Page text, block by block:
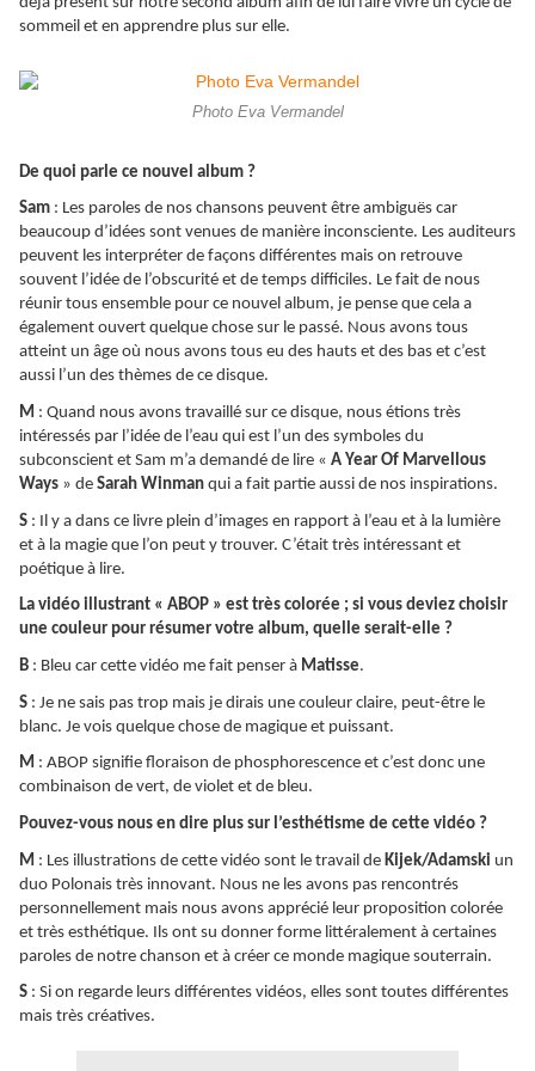
sommeil et en apprendre plus sur elle.
Photo Eva Vermandel
De quoi parle ce nouvel album ?
Sam : Les paroles de nos chansons peuvent être ambiguës car
beaucoup d’idées sont venues de manière inconsciente. Les auditeurs
peuvent les interpréter de façons différentes mais on retrouve
souvent l’idée de l’obscurité et de temps difficiles. Le fait de nous
réunir tous ensemble pour ce nouvel album, je pense que cela a
également ouvert quelque chose sur le passé. Nous avons tous
atteint un âge où nous avons tous eu des hauts et des bas et c’est
aussi l’un des thèmes de ce disque.
M : Quand nous avons travaillé sur ce disque, nous étions très
intéressés par l’idée de l’eau qui est l’un des symboles du
subconscient et Sam m’a demandé de lire « A Year Of Marvellous
Ways » de Sarah Winman qui a fait partie aussi de nos inspirations.
S : Il y a dans ce livre plein d’images en rapport à l’eau et à la lumière
et à la magie que l’on peut y trouver. C’était très intéressant et
poétique à lire.
La vidéo illustrant « ABOP » est très colorée ; si vous deviez choisir
une couleur pour résumer votre album, quelle serait-elle ?
B : Bleu car cette vidéo me fait penser à Matisse.
S : Je ne sais pas trop mais je dirais une couleur claire, peut-être le
blanc. Je vois quelque chose de magique et puissant.
M : ABOP signifie floraison de phosphorescence et c’est donc une
combinaison de vert, de violet et de bleu.
Pouvez-vous nous en dire plus sur l’esthétisme de cette vidéo ?
M : Les illustrations de cette vidéo sont le travail de Kijek/Adamski un
duo Polonais très innovant. Nous ne les avons pas rencontrés
personnellement mais nous avons apprécié leur proposition colorée
et très esthétique. Ils ont su donner forme littéralement à certaines
paroles de notre chanson et à créer ce monde magique souterrain.
S : Si on regarde leurs différentes vidéos, elles sont toutes différentes
mais très créatives.